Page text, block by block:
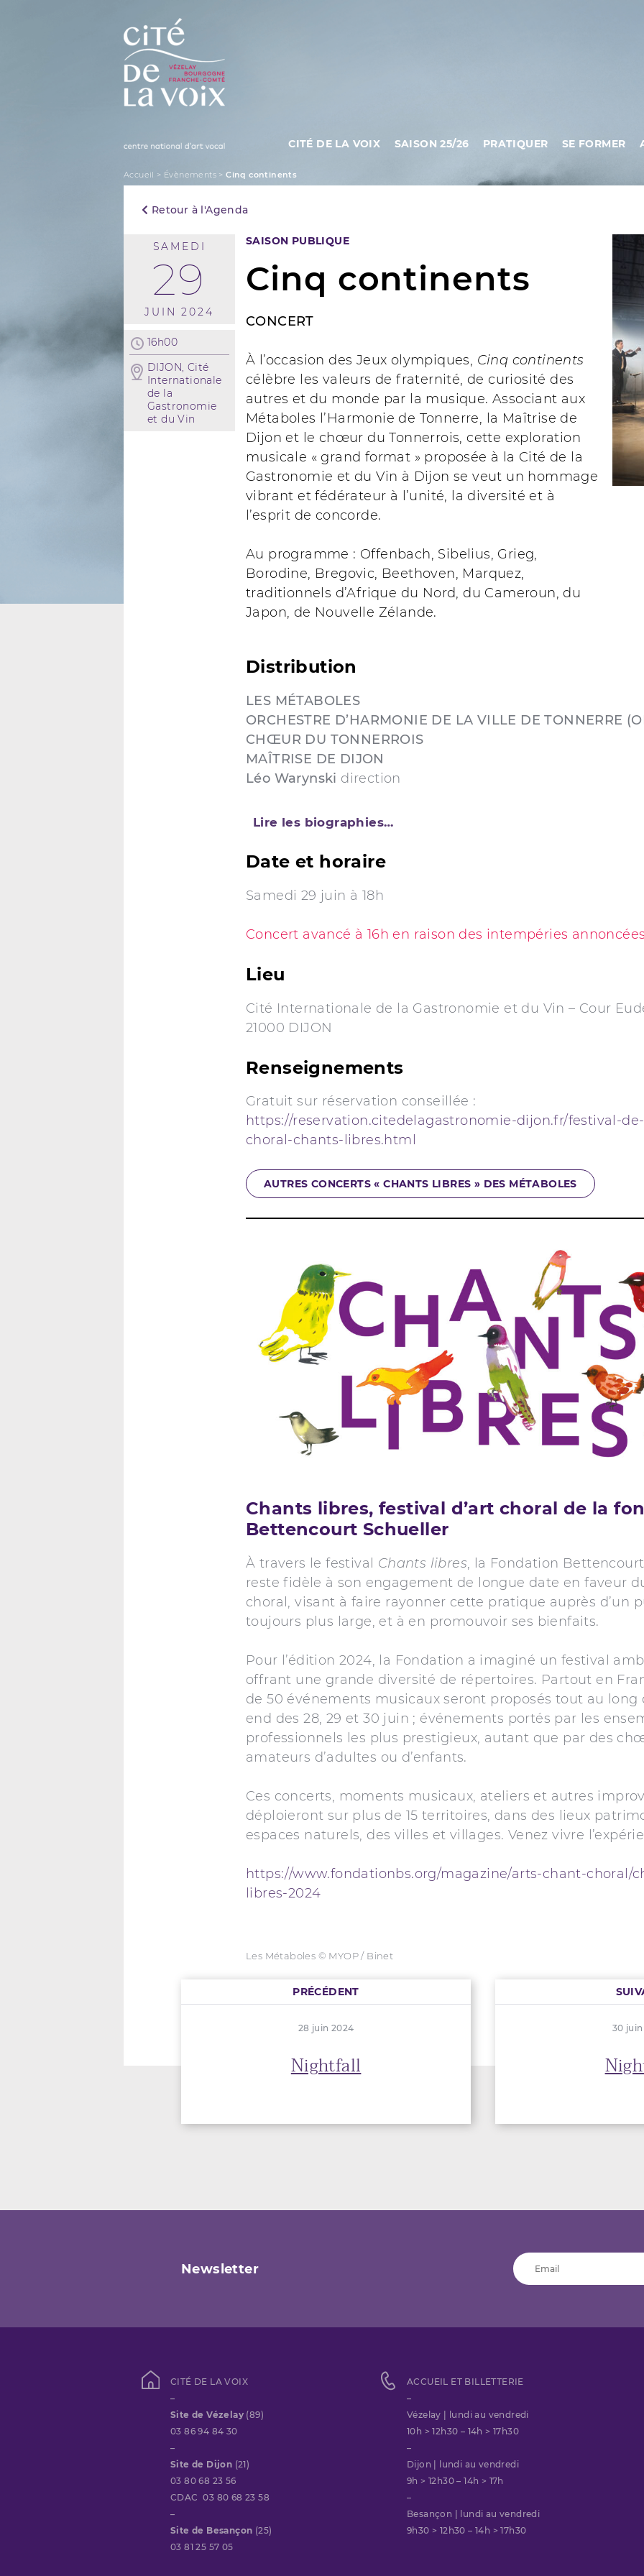
La Cité de la Voix
CITÉ DE LA VOIX SAISON 25/26 PRATIQUER SE FORMER
Accueil > Évènements >Cinq continents
Retour à l'Agenda
SAMEDI
29
JUIN 2024
16h00
DIJON, Cité
Internationale
de la
Gastronomie
et du Vin
SAISON PUBLIQUE
Cinq continents
CONCERT
À l’occasion des Jeux olympiques, Cinq continents
célèbre les valeurs de fraternité, de curiosité des
autres et du monde par la musique. Associant aux
Métaboles l’Harmonie de Tonnerre, la Maîtrise de
Dijon et le chœur du Tonnerrois, cette exploration
musicale « grand format » proposée à la Cité de la
Gastronomie et du Vin à Dijon se veut un hommage
vibrant et fédérateur à l’unité, la diversité et à
l’esprit de concorde.
Au programme : Offenbach, Sibelius, Grieg,
Borodine, Bregovic, Beethoven, Marquez,
traditionnels d’Afrique du Nord, du Cameroun, du
Japon, de Nouvelle Zélande.
Distribution
LES MÉTABOLES
ORCHESTRE D’HARMONIE DE LA VILLE DE TONNERRE
CHŒUR DU TONNERROIS
MAÎTRISE DE DIJON
Léo Warynski direction
Lire les biographies…
Date et horaire
Samedi 29 juin à 18h
Concert avancé à 16h en raison des intempéries annoncées
Lieu
Cité Internationale de la Gastronomie et du Vin – Cour
21000 DIJON
Renseignements
Gratuit sur réservation conseillée :
https://reservation.citedelagastronomie-dijon.fr/festival-
choral-chants-libres.html
AUTRES CONCERTS « CHANTS LIBRES » DES MÉTABOLES
Chants libres, festival d’art choral de la
Bettencourt Schueller
À travers le festival Chants libres, la Fondation
reste fidèle à son engagement de longue date en faveur
choral, visant à faire rayonner cette pratique auprès d’un
toujours plus large, et à en promouvoir ses bienfaits.
Pour l’édition 2024, la Fondation a imaginé un festival
offrant une grande diversité de répertoires. Partout en
de 50 événements musicaux seront proposés tout au long
end des 28, 29 et 30 juin ; événements portés par les
professionnels les plus prestigieux, autant que par des
amateurs d’adultes ou d’enfants.
Ces concerts, moments musicaux, ateliers et autres
déploieront sur plus de 15 territoires, dans des lieux
espaces naturels, des villes et villages. Venez vivre
https://www.fondationbs.org/magazine/arts-chant-choral/
libres-2024
Les Métaboles © MYOP / Binet
PRÉCÉDENT
28 juin 2024
Nightfall
30
Newsletter
CITÉ DE LA VOIX
–
Site de Vézelay (89)
03 86 94 84 30
–
Site de Dijon (21)
03 80 68 23 56
CDAC 03 80 68 23 58
–
Site de Besançon (25)
03 81 25 57 05
ACCUEIL ET BILLETTERIE
–
Vézelay | lundi au vendredi
10h > 12h30 – 14h > 17h30
–
Dijon | lundi au vendredi
9h > 12h30 – 14h > 17h
–
Besançon | lundi au vendredi
9h30 > 12h30 – 14h > 17h30